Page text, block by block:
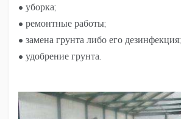
• уборка;
• ремонтные работы;
• замена грунта либо его дезинфекция;
• удобрение грунта.